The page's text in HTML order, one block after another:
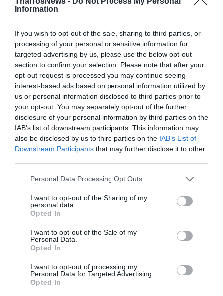
Information
If you wish to opt-out of the sale, sharing to third parties, or
processing of your personal or sensitive information for
targeted advertising by us, please use the below opt-out
section to confirm your selection. Please note that after your
opt-out request is processed you may continue seeing
interest-based ads based on personal information utilized by
us or personal information disclosed to third parties prior to
your opt-out. You may separately opt-out of the further
disclosure of your personal information by third parties on the
IAB’s list of downstream participants. This information may
also be disclosed by us to third parties on the IAB’s List of
Downstream Participants that may further disclose it to other
Personal Data Processing Opt Outs
I want to opt-out of the Sharing of my
personal data.
Opted In
I want to opt-out of the Sale of my
Personal Data.
Opted In
I want to opt-out of processing my
Personal Data for Targeted Advertising.
Opted In